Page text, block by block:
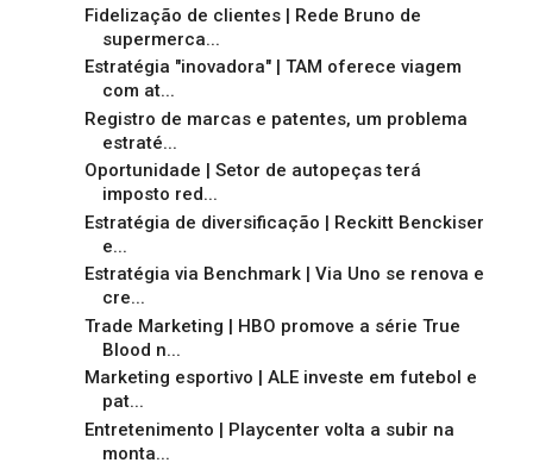
Fidelização de clientes | Rede Bruno de
supermerca...
Estratégia "inovadora" | TAM oferece viagem
com at...
Registro de marcas e patentes, um problema
estraté...
Oportunidade | Setor de autopeças terá
imposto red...
Estratégia de diversificação | Reckitt Benckiser
e...
Estratégia via Benchmark | Via Uno se renova e
cre...
Trade Marketing | HBO promove a série True
Blood n...
Marketing esportivo | ALE investe em futebol e
pat...
Entretenimento | Playcenter volta a subir na
monta...